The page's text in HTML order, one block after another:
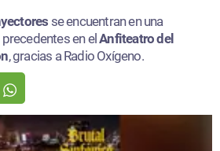
se encuentran en una
en elAnfiteatro del
, gracias a Radio Oxígeno.